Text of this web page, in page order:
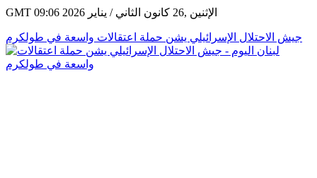
GMT 09:06 2026 الإثنين ,26 كانون الثاني / يناير
جيش الاحتلال الإسرائيلي يشن حملة اعتقالات واسعة في طولكرم